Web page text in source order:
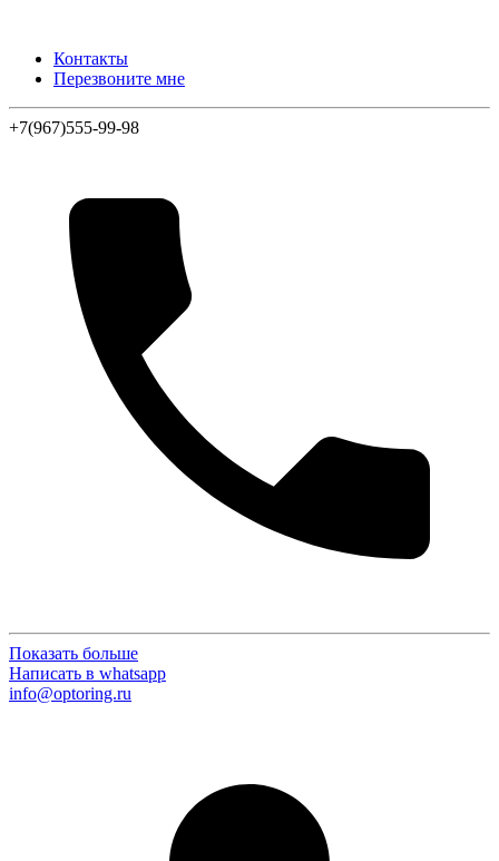
Контакты
Перезвоните мне
+7(967)555-99-98
Показать больше
Написать в whatsapp
info@optoring.ru